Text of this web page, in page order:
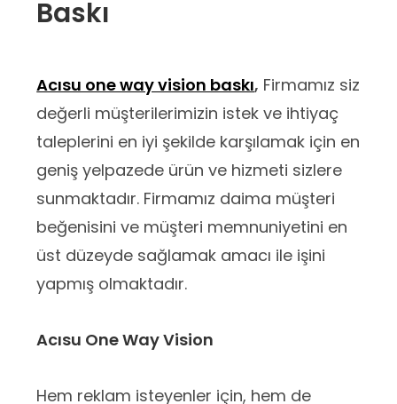
Baskı
Acısu one way vision baskı, Firmamız siz
değerli müşterilerimizin istek ve ihtiyaç
taleplerini en iyi şekilde karşılamak için en
geniş yelpazede ürün ve hizmeti sizlere
sunmaktadır. Firmamız daima müşteri
beğenisini ve müşteri memnuniyetini en
üst düzeyde sağlamak amacı ile işini
yapmış olmaktadır.
Acısu One Way Vision
Hem reklam isteyenler için, hem de